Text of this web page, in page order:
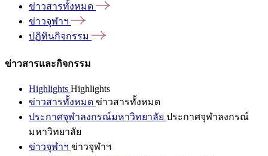
ข่าวสารทั้งหมด
ข่าวจุฬาฯ
ปฏิทินกิจกรรม
ข่าวสารและกิจกรรม
Highlights Highlights
ข่าวสารทั้งหมด ข่าวสารทั้งหมด
ประกาศจุฬาลงกรณ์มหาวิทยาลัย ประกาศจุฬาลงกรณ์
มหาวิทยาลัย
ข่าวจุฬาฯ ข่าวจุฬาฯ